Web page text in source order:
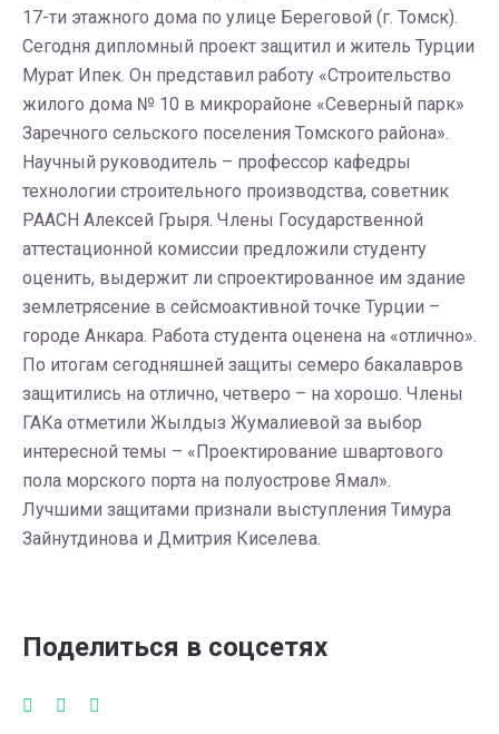
17-ти этажного дома по улице Береговой (г. Томск).
Сегодня дипломный проект защитил и житель Турции
Мурат Ипек. Он представил работу «Строительство
жилого дома № 10 в микрорайоне «Северный парк»
Заречного сельского поселения Томского района».
Научный руководитель – профессор кафедры
технологии строительного производства, советник
РААСН Алексей Грыря. Члены Государственной
аттестационной комиссии предложили студенту
оценить, выдержит ли спроектированное им здание
землетрясение в сейсмоактивной точке Турции –
городе Анкара. Работа студента оценена на «отлично».
По итогам сегодняшней защиты семеро бакалавров
защитились на отлично, четверо – на хорошо. Члены
ГАКа отметили Жылдыз Жумалиевой за выбор
интересной темы – «Проектирование швартового
пола морского порта на полуострове Ямал».
Лучшими защитами признали выступления Тимура
Зайнутдинова и Дмитрия Киселева.
Поделиться в соцсетях